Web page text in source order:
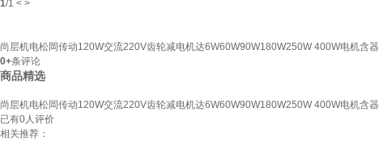
1/1 < >
尚层机电松岡传动120W交流220V齿轮减电机达6W60W90W180W250W 400W电机含器
0+条评论
商品精选
尚层机电松岡传动120W交流220V齿轮减电机达6W60W90W180W250W 400W电机含器
已有0人评价
相关推荐：